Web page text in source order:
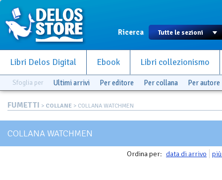
Ricerca
Libri Delos Digital Ebook Libri collezionismo
Sfoglia per Ultimi arrivi Per editore Per collana Per autore
FUMETTI > COLLANE > COLLANA WATCHMEN
COLLANA WATCHMEN
Ordina per: data di arrivo